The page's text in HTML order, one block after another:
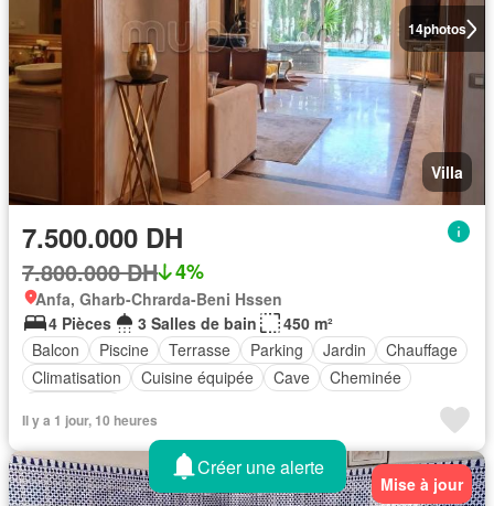
14photos
Villa
7.500.000 DH
7.800.000 DH 4%
Anfa, Gharb-Chrarda-Beni Hssen
4 Pièces
3 Salles de bain
450 m²
Balcon
Piscine Terrasse Parking Jardin
Chauffage
Climatisation
Cuisine équipée Cave
Cheminée
Il y a 1 jour, 10 heures
Mise à jour
Créer une alerte